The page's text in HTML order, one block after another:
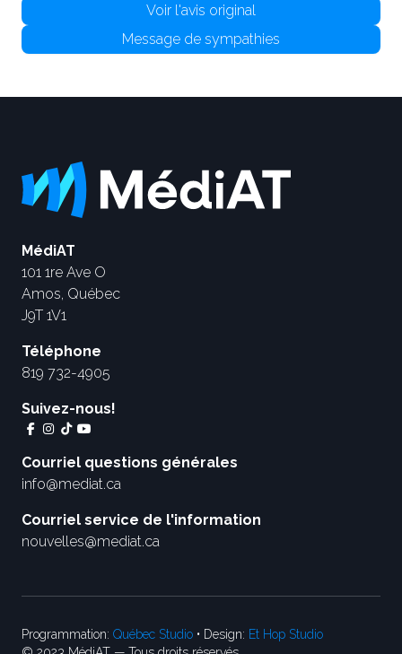
Voir l'avis original
Message de sympathies
MédiAT
101 1re Ave O
Amos, Québec
J9T 1V1
Téléphone
819 732-4905
Suivez-nous!
Courriel questions générales
info@mediat.ca
Courriel service de l'information
nouvelles@mediat.ca
Programmation: Québec Studio • Design: Et Hop Studio